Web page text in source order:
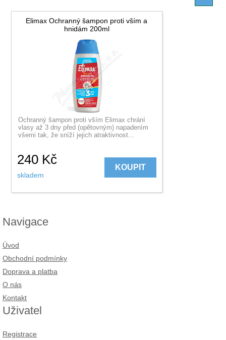
Elimax Ochranný šampon proti vším a
hnidám 200ml
Ochranný šampon proti vším Elimax chrání
vlasy až 3 dny před (opětovným) napadením
všemi tak, že sníží jejich atraktivnost...
240 Kč
skladem
KOUPIT
Navigace
Úvod
Obchodní podmínky
Doprava a platba
O nás
Kontakt
Uživatel
Registrace